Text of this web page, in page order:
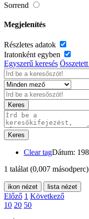
Sorrend
Megjelenítés
Részletes adatok
Iratonként egyben
Egyszerű keresés
Keres
Keres
Clear tagDátum:
1 találat (0,007 másodperc)
ikon nézet lista nézet
Előző 1 Következő
10 20 50